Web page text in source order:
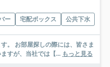
ー 宅配ボックス 公共下水
さま
すが、当社では【... もっと見る